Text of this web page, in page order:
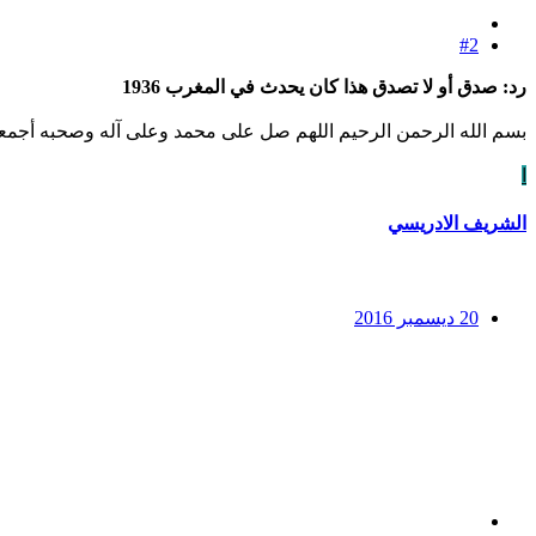
#2
رد: صدق أو لا تصدق هذا كان يحدث في المغرب 1936
بسم الله الرحمن الرحيم اللهم صل على محمد وعلى آله وصحبه
الشريف الادريسي
20 ديسمبر 2016